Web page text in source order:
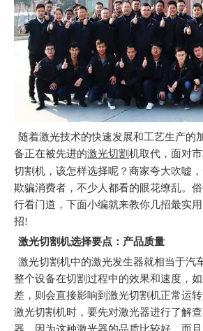
随着激光技术的快速发展和工艺生产的
备正在被先进的激光切割机取代，面对
切割机，该怎样选择呢？商家夸大吹嘘
欺骗消费者，不少人都看的眼花缭乱。
行看门道，下面小编就来教你几招最实
招!
激光切割机选择要点：产品质量
激光切割机中的激光发生器就相当于汽
整个设备在切割过程中的效果和速度，
差，则会直接影响到激光切割机正常运
激光切割机时，要先对激光器进行了解